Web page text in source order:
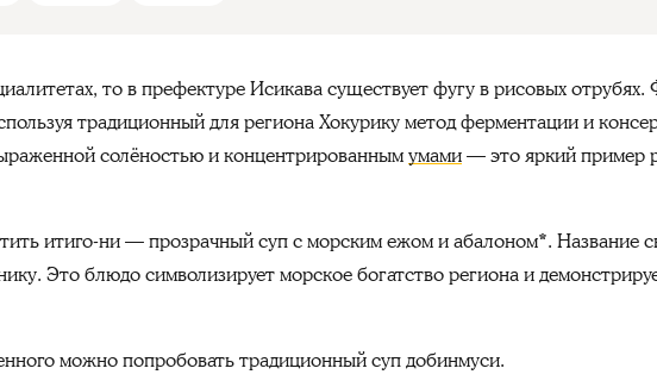
то в префектуре Исикава существует фугу в рисовых отрубях.
традиционный для региона Хокурику метод ферментации и
солёностью и концентрированнымумами— это яркий пример
итиго-ни — прозрачный суп с морским ежом и абалоном*. Название
Это блюдо символизирует морское богатство региона и
можно попробовать традиционный суп добинмуси.